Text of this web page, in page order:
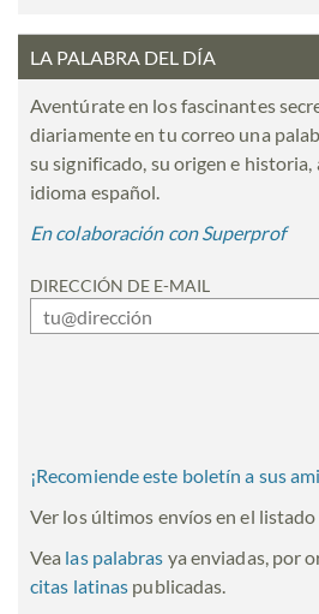
LA PALABRA DEL DÍA
Aventúrate en los fascinantes
diariamente en tu correo una
su significado, su origen e historia,
idioma español.
En colaboración con Superprof
DIRECCIÓN DE E-MAIL
¡Recomiende este boletín a sus
Ver los últimos envíos en el listado
Vea las palabras ya enviadas, por
citas latinas publicadas.